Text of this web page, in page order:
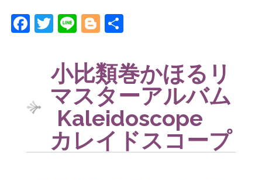
F
b
o
k
T
tt
er
Li
e
Bl
g
g
er
小比類巻かほるリ
マスターアルバム
Kaleidoscope
カレイドスコープ